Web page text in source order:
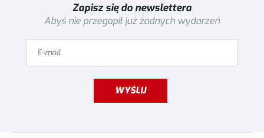
Zapisz się do newslettera
Abyś nie przegapił już żadnych wydarzeń
WYŚLIJ